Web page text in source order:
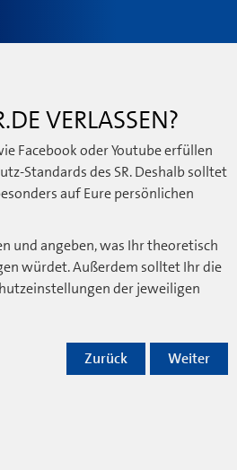
VERLASSEN?
Facebook oder Youtube erfüllen
Standards des SR. Deshalb solltet
auf Eure persönlichen
und angeben, was Ihr theoretisch
würdet. Außerdem solltet Ihr die
der jeweiligen
Weiter
Zurück